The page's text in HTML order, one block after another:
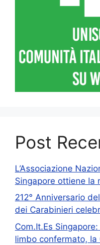
Post
L’Associazione
Singapore ottiene la
212° Anniversario
dei Carabinieri
Com.It.Es
limbo confermato, la